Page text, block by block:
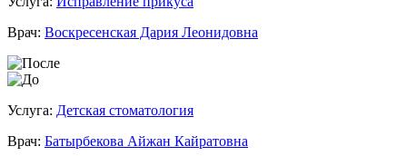
Врач: Воскресенская Дария Леонидовна
Услуга: Детская стоматология
Врач: Батырбекова Айжан Кайратовна